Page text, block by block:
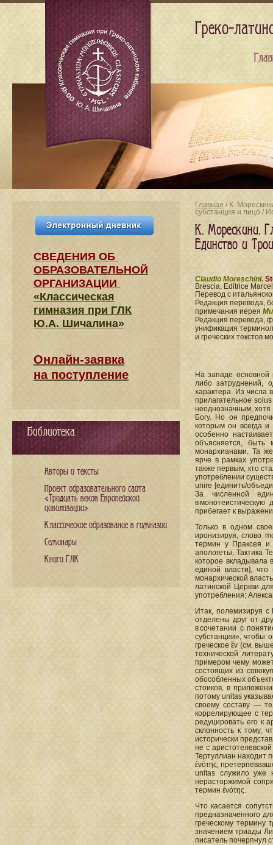
Главная / К.
субстанция и лицо /
К. Морескини.
Единство и
Claudio Moreschini.
Brescia, Editrice
Перевод с
Редакция перевода,
примечания иерея
Редакция перевода,
унификация
и греческих текстов
На западе основной
либо затруднений,
характера. Из числа
прилагательное
неоднозначным,
Богу. Но он
которым он всегда
особенно
объясняется, быть
монархианами. Та же
ярче в рамках
также первым, кто
употреблении
unire [единить/
За численной
в
прибегает к
Только в одном
иронизируя, слово
термин у Праксея и
апологеты. Тактика
которое вкладывала
единой власти], что
монархической
латинской Церкви
употребления;
Итак, полемизируя с
отделены друг от
в сочетании с
субстанции», чтобы
греческое ἕν (см.
технической
примером чему
состоящих из
обособленных
стоиков, в
потому unitas
своему составу —
коррелирующее с
редуцировать его к
склонность к тому,
исторически
не с
Тертуллиан находит
ἑνότης,
unitas служило уже
нерасторжимой
термин ἑνότης.
Что касается
предназначенного
греческому термину
значением триады
писатель почерпнул
СВЕДЕНИЯ​ ОБ
ОБРАЗОВАТЕЛЬНОЙ
ОРГАНИЗАЦИИ
«Классическая
гимназия при ГЛК
Ю.А. Шичалина»
Онлайн-заявка
на поступление
Библиотека
Авторы и тексты
Проект образовательного сайта
«Тридцать веков Европейской
цивилизации»
Классическое образование в гимназии
Семинары
Книги ГЛК
Греко-